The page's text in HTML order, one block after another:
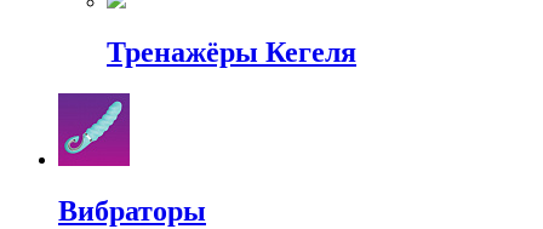
Тренажёры Кегеля
Вибраторы